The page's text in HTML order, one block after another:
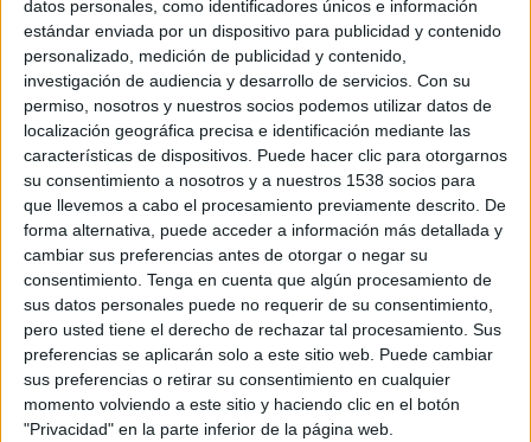
datos personales, como identificadores únicos e información
estándar enviada por un dispositivo para publicidad y contenido
personalizado, medición de publicidad y contenido,
investigación de audiencia y desarrollo de servicios. Con su
permiso, nosotros y nuestros socios podemos utilizar datos de
localización geográfica precisa e identificación mediante las
características de dispositivos. Puede hacer clic para otorgarnos
su consentimiento a nosotros y a nuestros 1538 socios para
que llevemos a cabo el procesamiento previamente descrito. De
forma alternativa, puede acceder a información más detallada y
cambiar sus preferencias antes de otorgar o negar su
consentimiento. Tenga en cuenta que algún procesamiento de
sus datos personales puede no requerir de su consentimiento,
pero usted tiene el derecho de rechazar tal procesamiento. Sus
preferencias se aplicarán solo a este sitio web. Puede cambiar
sus preferencias o retirar su consentimiento en cualquier
momento volviendo a este sitio y haciendo clic en el botón
"Privacidad" en la parte inferior de la página web.
sector para mostrar las últimas tendencias,
tecnologías y soluciones.
C!Print Madrid 2025 contará con una amplia
variedad de expositores que representan todos
los ámbitos de la comunicación visual, desde la
impresión en gran formato, pasando por el corte
y el acabado, la personalización de productos,
señalética y rotulación, servicios de impresión,
comunicación luminosa, software, etiquetas y
packaging. Marcas líderes como HP, Epson,
Roland DG y Digidelta Solutions, Mimaki, Durst,
3M, Antalis o Konica Minolta, entre muchas otras,
participarán presentando sus innovaciones más
recientes en impresoras de alta tecnología,
gestión de flujos de trabajo, automatización y